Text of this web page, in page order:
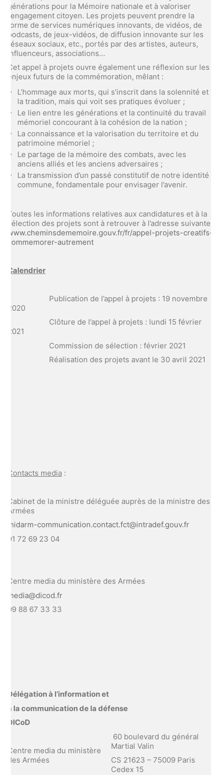
générations pour la Mémoire nationale et à valoriser
l’engagement citoyen. Les projets peuvent prendre la
forme de services numériques innovants, de vidéos, de
podcasts, de jeux-vidéos, de diffusion innovante sur les
réseaux sociaux, etc., portés par des artistes, auteurs,
influenceurs, associations…
Cet appel à projets ouvre également une réflexion sur les
enjeux futurs de la commémoration, mêlant :
L’hommage aux morts, qui s’inscrit dans la solennité et
la tradition, mais qui voit ses pratiques évoluer ;
Le lien entre les générations et la continuité du travail
mémoriel concourant à la cohésion de la nation ;
La connaissance et la valorisation du territoire et du
patrimoine mémoriel ;
Le partage de la mémoire des combats, avec les
anciens alliés et les anciens adversaires ;
La transmission d’un passé constitutif de notre identité
commune, fondamentale pour envisager l’avenir.
Toutes les informations relatives aux candidatures et à la
sélection des projets sont à retrouver à l’adresse suivante :
www.cheminsdememoire.gouv.fr/fr/appel-projets-creatifs-
commemorer-autrement
Calendrier
· Publication de l’appel à projets : 19 novembre
2020
· Clôture de l’appel à projets : lundi 15 février
2021
· Commission de sélection : février 2021
· Réalisation des projets avant le 30 avril 2021
Contacts media :
Cabinet de la ministre déléguée auprès de la ministre des
Armées
midarm-communication.contact.fct@intradef.gouv.fr
01 72 69 23 04
Centre media du ministère des Armées
media@dicod.fr
09 88 67 33 33
Délégation à l’information et
à la communication de la défense
DICoD
Centre media du ministère
des Armées
60 boulevard du général
Martial Valin
CS 21623 – 75009 Paris
Cedex 15